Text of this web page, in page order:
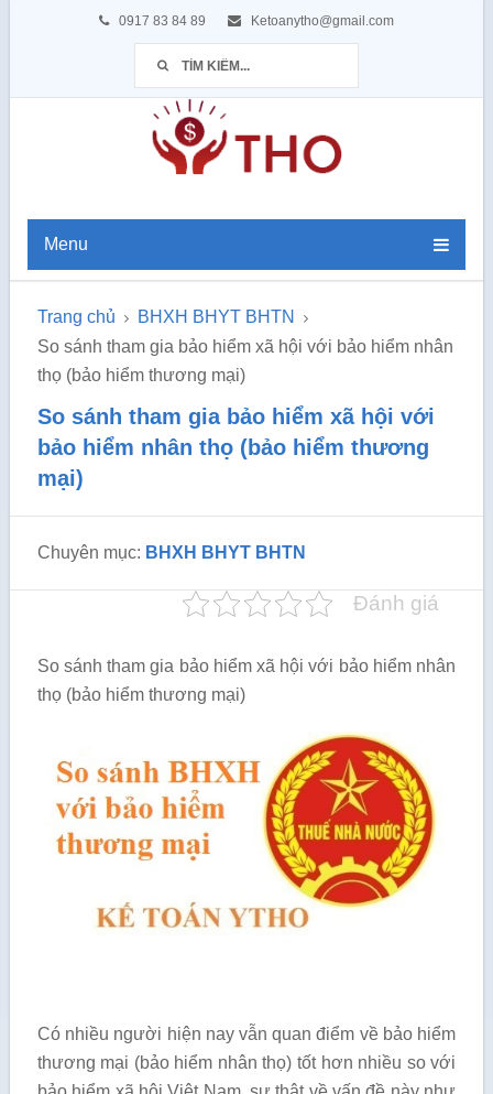
0917 83 84 89 Ketoanytho@gmail.com
Menu
Trang chủ
BHXH BHYT BHTN
So sánh tham gia bảo hiểm xã hội với bảo hiểm nhân
thọ (bảo hiểm thương mại)
So sánh tham gia bảo hiểm xã hội với
bảo hiểm nhân thọ (bảo hiểm thương
mại)
Chuyên mục: BHXH BHYT BHTN
Đánh giá
So sánh tham gia bảo hiểm xã hội với bảo hiểm nhân
thọ (bảo hiểm thương mại)
Có nhiều người hiện nay vẫn quan điểm về bảo hiểm
thương mại (bảo hiểm nhân thọ) tốt hơn nhiều so với